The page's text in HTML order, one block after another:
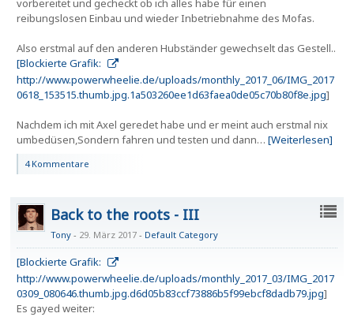
vorbereitet und gecheckt ob ich alles habe für einen
reibungslosen Einbau und wieder Inbetriebnahme des Mofas.
Also erstmal auf den anderen Hubständer gewechselt das Gestell..
[Blockierte Grafik:
http://www.powerwheelie.de/uploads/monthly_2017_06/IMG_2017
0618_153515.thumb.jpg.1a503260ee1d63faea0de05c70b80f8e.jpg]
Nachdem ich mit Axel geredet habe und er meint auch erstmal nix
umbedüsen,Sondern fahren und testen und dann… [Weiterlesen]
4 Kommentare
Back to the roots - III
Tony 29. März 2017 - Default Category
[Blockierte Grafik:
http://www.powerwheelie.de/uploads/monthly_2017_03/IMG_2017
0309_080646.thumb.jpg.d6d05b83ccf73886b5f99ebcf8dadb79.jpg]
Es gayed weiter: